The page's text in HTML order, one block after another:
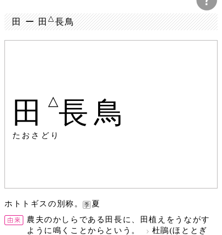
田 ー 田△長鳥
田 △長鳥
たおさどり
ホトトギスの別称。
夏
農夫のかしらである田長に、田植えをうながす
ように鳴くことからという。
杜鵑(ほととぎ